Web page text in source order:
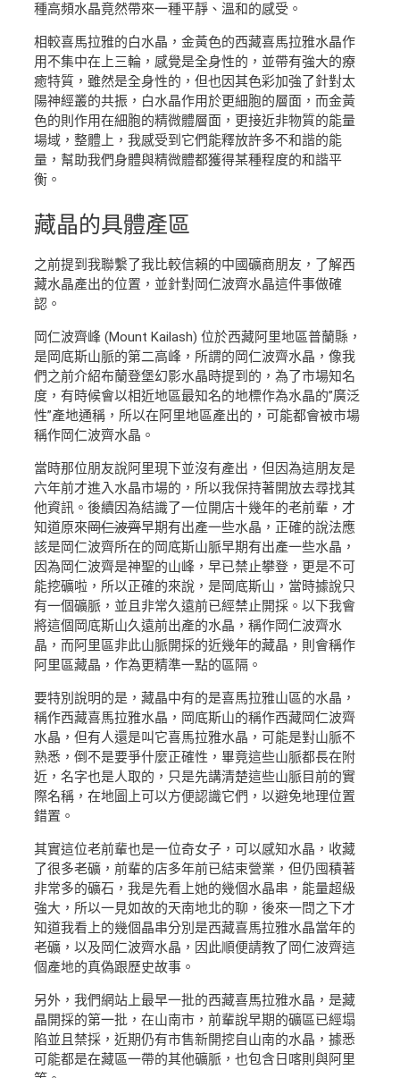
種高頻水晶竟然帶來一種平靜、溫和的感受。
相較喜馬拉雅的白水晶，金黃色的西藏喜馬拉雅水晶作
用不集中在上三輪，感覺是全身性的，並帶有強大的療
癒特質，雖然是全身性的，但也因其色彩加強了針對太
陽神經叢的共振，白水晶作用於更細胞的層面，而金黃
色的則作用在細胞的精微體層面，更接近非物質的能量
場域，整體上，我感受到它們能釋放許多不和諧的能
量，幫助我們身體與精微體都獲得某種程度的和諧平
衡。
藏晶的具體產區
之前提到我聯繫了我比較信賴的中國礦商朋友，了解西
藏水晶產出的位置，並針對岡仁波齊水晶這件事做確
認。
岡仁波齊峰 (Mount Kailash) 位於西藏阿里地區普蘭縣，
是岡底斯山脈的第二高峰，所謂的岡仁波齊水晶，像我
們之前介紹布蘭登堡幻影水晶時提到的，為了市場知名
度，有時候會以相近地區最知名的地標作為水晶的”廣泛
性”產地通稱，所以在阿里地區產出的，可能都會被市場
稱作岡仁波齊水晶。
當時那位朋友說阿里現下並沒有產出，但因為這朋友是
六年前才進入水晶市場的，所以我保持著開放去尋找其
他資訊。後續因為結識了一位開店十幾年的老前輩，才
知道原來岡仁波齊早期有出產一些水晶，正確的說法應
該是岡仁波齊所在的岡底斯山脈早期有出產一些水晶，
因為岡仁波齊是神聖的山峰，早已禁止攀登，更是不可
能挖礦啦，所以正確的來說，是岡底斯山，當時據說只
有一個礦脈，並且非常久遠前已經禁止開採。以下我會
將這個岡底斯山久遠前出產的水晶，稱作岡仁波齊水
晶，而阿里區非此山脈開採的近幾年的藏晶，則會稱作
阿里區藏晶，作為更精準一點的區隔。
要特別說明的是，藏晶中有的是喜馬拉雅山區的水晶，
稱作西藏喜馬拉雅水晶，岡底斯山的稱作西藏岡仁波齊
水晶，但有人還是叫它喜馬拉雅水晶，可能是對山脈不
熟悉，倒不是要爭什麼正確性，畢竟這些山脈都長在附
近，名字也是人取的，只是先講清楚這些山脈目前的實
際名稱，在地圖上可以方便認識它們，以避免地理位置
錯置。
其實這位老前輩也是一位奇女子，可以感知水晶，收藏
了很多老礦，前輩的店多年前已結束營業，但仍囤積著
非常多的礦石，我是先看上她的幾個水晶串，能量超級
強大，所以一見如故的天南地北的聊，後來一問之下才
知道我看上的幾個晶串分別是西藏喜馬拉雅水晶當年的
老礦，以及岡仁波齊水晶，因此順便請教了岡仁波齊這
個產地的真偽跟歷史故事。
另外，我們網站上最早一批的西藏喜馬拉雅水晶，是藏
晶開採的第一批，在山南市，前輩說早期的礦區已經塌
陷並且禁採，近期仍有市售新開挖自山南的水晶，據悉
可能都是在藏區一帶的其他礦脈，也包含日喀則與阿里